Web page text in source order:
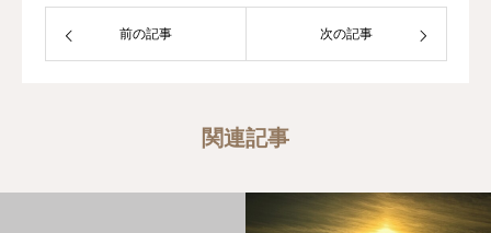
前の記事 次の記事
関連記事